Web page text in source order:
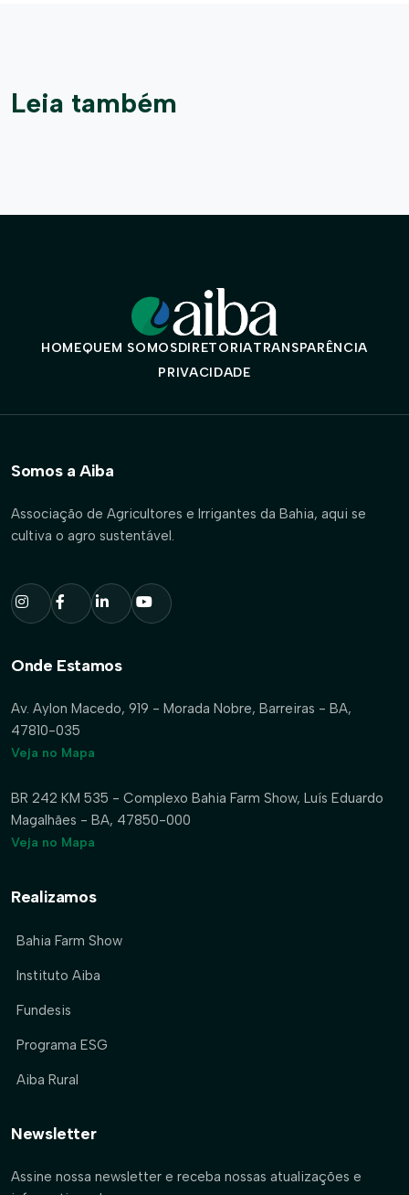
Leia também
HOMEQUEM SOMOSDIRETORIATRANSPARÊNCIA
PRIVACIDADE
Somos a Aiba
Associação de Agricultores e Irrigantes da Bahia, aqui se
cultiva o agro sustentável.
Onde Estamos
Av. Aylon Macedo, 919 - Morada Nobre, Barreiras - BA,
47810-035
Veja no Mapa
BR 242 KM 535 - Complexo Bahia Farm Show, Luís Eduardo
Magalhães - BA, 47850-000
Veja no Mapa
Realizamos
Bahia Farm Show
Instituto Aiba
Fundesis
Programa ESG
Aiba Rural
Newsletter
Assine nossa newsletter e receba nossas atualizações e